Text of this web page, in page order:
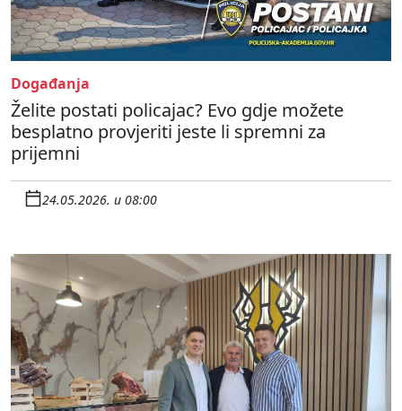
Događanja
Želite postati policajac? Evo gdje možete
besplatno provjeriti jeste li spremni za
prijemni
24.05.2026. u 08:00